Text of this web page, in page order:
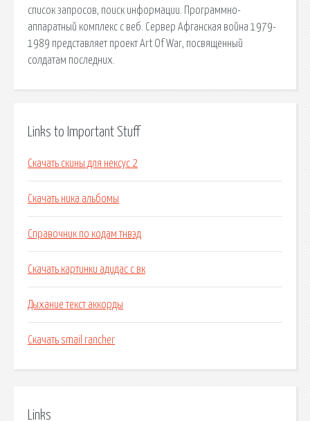
список запросов, поиск информации. Программно-
аппаратный комплекс с веб. Сервер Афганская война 1979-
1989 представляет проект Art Of War, посвященный
солдатам последних.
Links to Important Stuff
Скачать скины для нексус 2
Скачать ника альбомы
Справочник по кодам тнвэд
Скачать картинки адидас с вк
Дыхание текст аккорды
Скачать smail rancher
Links